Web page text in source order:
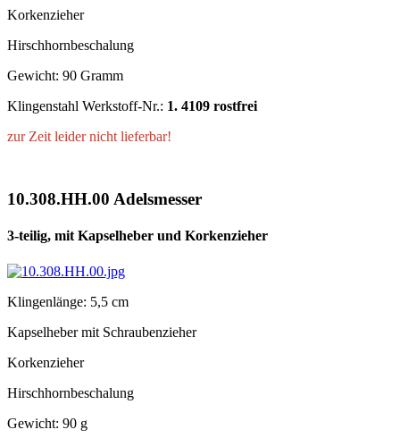
Korkenzieher
Hirschhornbeschalung
Gewicht: 90 Gramm
Klingenstahl Werkstoff-Nr.: 1. 4109 rostfrei
zur Zeit leider nicht lieferbar!
10.308.HH.00 Adelsmesser
3-teilig, mit Kapselheber und Korkenzieher
Klingenlänge: 5,5 cm
Kapselheber mit Schraubenzieher
Korkenzieher
Hirschhornbeschalung
Gewicht: 90 g